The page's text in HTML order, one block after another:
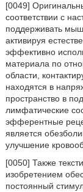
[0049]
соответствии с
поддерживать
активируя
эффективно
материала по
области,
находятся в
пространство в
лимфатические
эфферентные
является
улучшение
[0050] Также
изобретением
постоянный